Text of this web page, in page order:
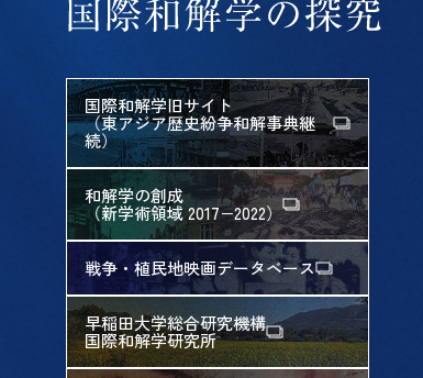
国際和解学旧サイト
（東アジア歴史紛争和解事典継
続）
和解学の創成
（新学術領域 2017−2022）
戦争・植民地映画データベース
早稲田大学総合研究機構
国際和解学研究所